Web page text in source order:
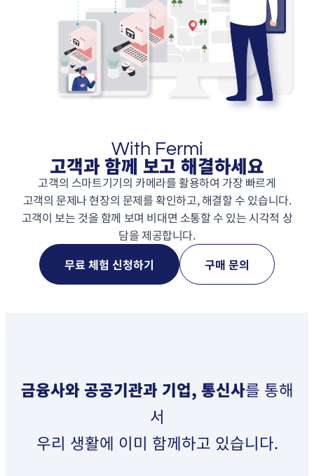
With Fermi
고객과 함께 보고 해결하세요
고객의 스마트기기의 카메라를 활용하여 가장 빠르게
고객의 문제나 현장의 문제를 확인하고, 해결할 수 있습니다.
고객이 보는 것을 함께 보며 비대면 소통할 수 있는 시각적 상
담을 제공합니다.
무료 체험 신청하기
구매 문의
금융사와 공공기관과 기업, 통신사를 통해
서
우리 생활에 이미 함께하고 있습니다.